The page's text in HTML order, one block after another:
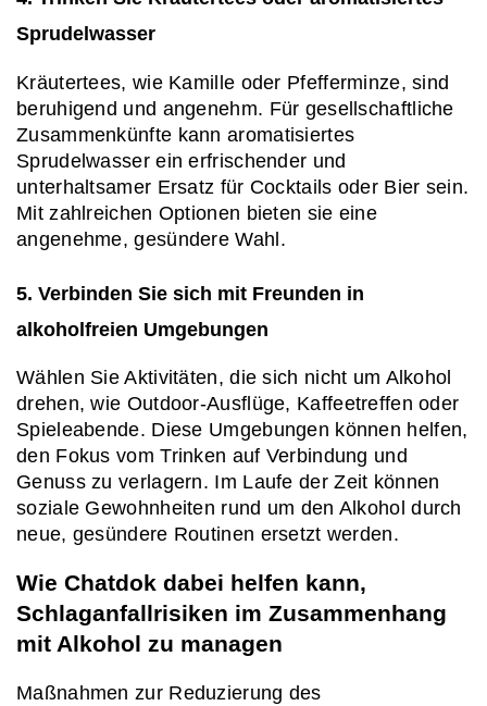
Sprudelwasser
Kräutertees, wie Kamille oder Pfefferminze, sind
beruhigend und angenehm. Für gesellschaftliche
Zusammenkünfte kann aromatisiertes
Sprudelwasser ein erfrischender und
unterhaltsamer Ersatz für Cocktails oder Bier sein.
Mit zahlreichen Optionen bieten sie eine
angenehme, gesündere Wahl.
5. Verbinden Sie sich mit Freunden in
alkoholfreien Umgebungen
Wählen Sie Aktivitäten, die sich nicht um Alkohol
drehen, wie Outdoor-Ausflüge, Kaffeetreffen oder
Spieleabende. Diese Umgebungen können helfen,
den Fokus vom Trinken auf Verbindung und
Genuss zu verlagern. Im Laufe der Zeit können
soziale Gewohnheiten rund um den Alkohol durch
neue, gesündere Routinen ersetzt werden.
Wie Chatdok dabei helfen kann,
Schlaganfallrisiken im Zusammenhang
mit Alkohol zu managen
Maßnahmen zur Reduzierung des